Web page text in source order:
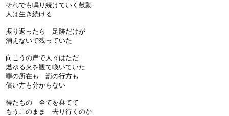
それでも鳴り続けていく鼓動
人は生き続ける
振り返ったら 足跡だけが
消えないで残っていた
向こうの岸で人々はただ
燃ゆる火を観て喚いていた
罪の所在も 罰の行方も
償い方も分からない
得たもの 全てを棄てて
もうこのまま 去り行くのか